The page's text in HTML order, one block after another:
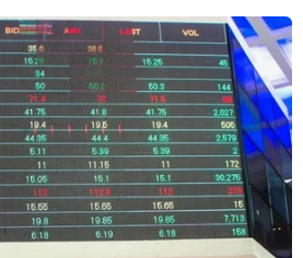
đồng hoàn thiện
Bến cảng Liên
tài xế vượt đường
báo đường